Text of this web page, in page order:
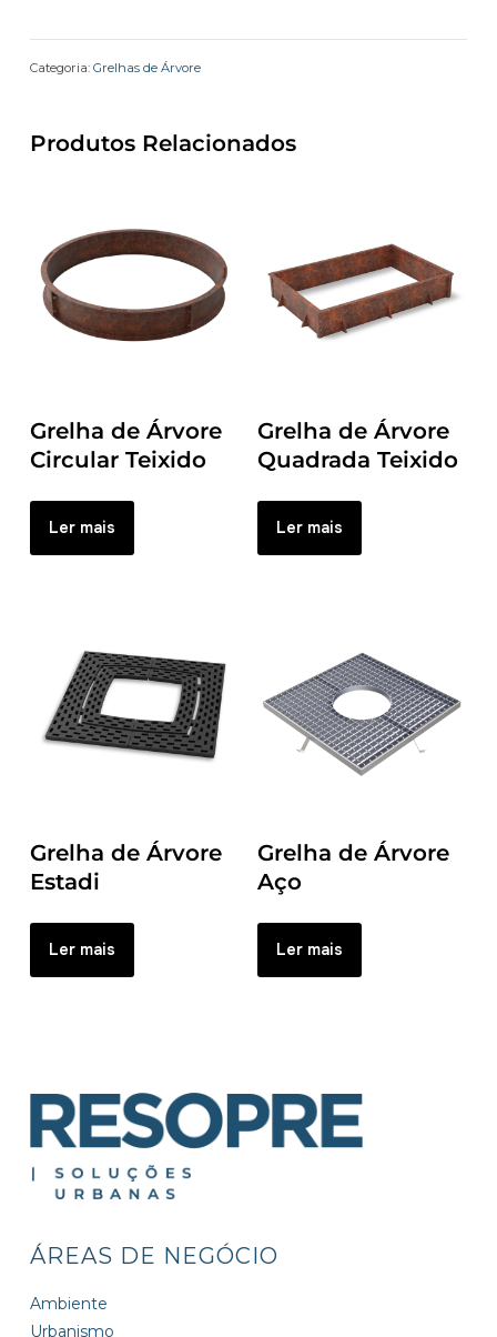
Categoria: Grelhas de Árvore
Produtos Relacionados
Grelha de Árvore
Circular Teixido
Ler mais
Grelha de Árvore
Quadrada Teixido
Ler mais
Grelha de Árvore
Estadi
Ler mais
Grelha de Árvore
Aço
Ler mais
ÁREAS DE NEGÓCIO
Ambiente
Urbanismo